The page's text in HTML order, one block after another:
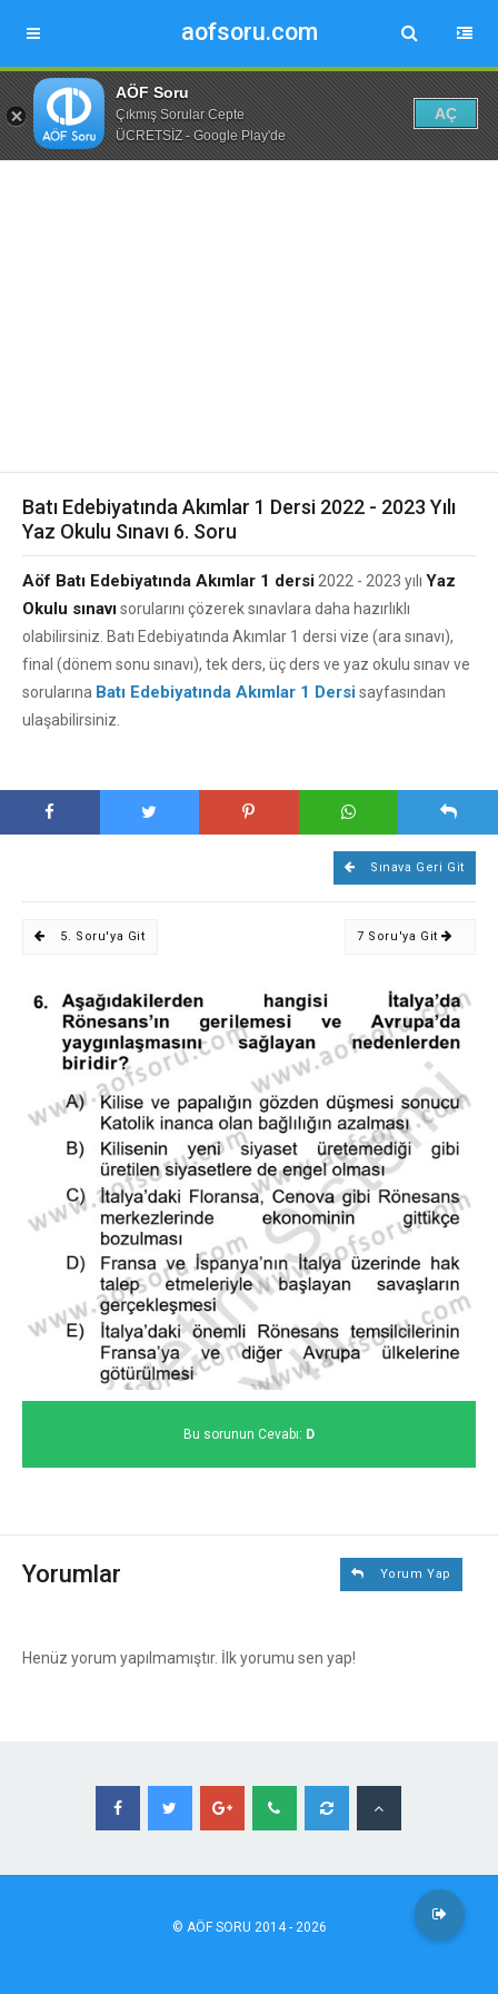
aofsoru.com
AÖF Soru
Çıkmış Sorular Cepte
ÜCRETSİZ - Google Play'de
AÇ
Batı Edebiyatında Akımlar 1 Dersi 2022 - 2023 Yılı
Yaz Okulu Sınavı 6. Soru
Aöf Batı Edebiyatında Akımlar 1 dersi 2022 - 2023 yılı Yaz
Okulu sınavısorularını çözerek sınavlara daha hazırlıklı
olabilirsiniz. Batı Edebiyatında Akımlar 1 dersi vize (ara sınavı),
final (dönem sonu sınavı), tek ders, üç ders ve yaz okulu sınav ve
sorularına Batı Edebiyatında Akımlar 1 Dersisayfasından
ulaşabilirsiniz.
Sınava Geri Git
5. Soru'ya Git 7 Soru'ya Git
Bu sorunun Cevabı: D
Yorumlar Yorum Yap
Henüz yorum yapılmamıştır. İlk yorumu sen yap!
© AÖFSORU 2014 - 2026